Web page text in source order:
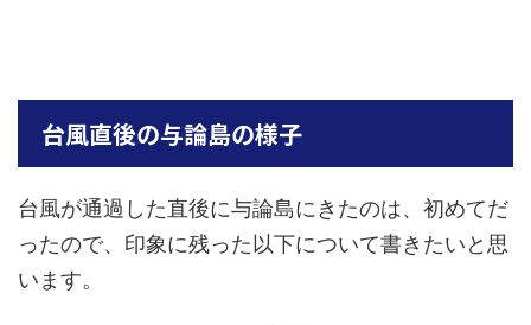
台風直後の与論島の様子
台風が通過した直後に与論島にきたのは、初めてだ
ったので、印象に残った以下について書きたいと思
います。